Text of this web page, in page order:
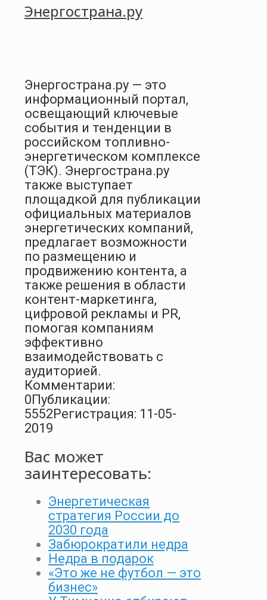
Энергострана.ру
Энергострана.ру — это
информационный портал,
освещающий ключевые
события и тенденции в
российском топливно-
энергетическом комплексе
(ТЭК). Энергострана.ру
также выступает
площадкой для публикации
официальных материалов
энергетических компаний,
предлагает возможности
по размещению и
продвижению контента, а
также решения в области
контент-маркетинга,
цифровой рекламы и PR,
помогая компаниям
эффективно
взаимодействовать с
аудиторией.
Комментарии:
0Публикации:
5552Регистрация: 11-05-
2019
Вас может
заинтересовать:
Энергетическая
стратегия России до
2030 года
Забюрократили недра
Недра в подарок
«Это же не футбол — это
бизнес»